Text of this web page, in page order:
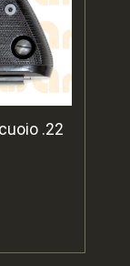
.22